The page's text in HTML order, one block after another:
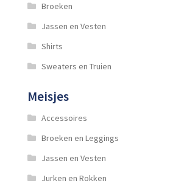
Broeken
Jassen en Vesten
Shirts
Sweaters en Truien
Meisjes
Accessoires
Broeken en Leggings
Jassen en Vesten
Jurken en Rokken